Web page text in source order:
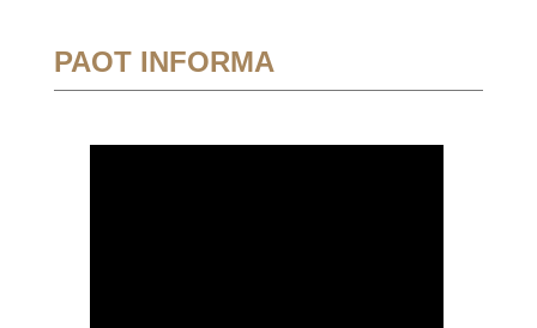
PAOT INFORMA